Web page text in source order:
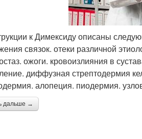
к Димексиду описаны
связок. отеки различной
ожоги. кровоизлияния в
диффузная стрептодермия
алопеция. пиодермия.
дальше →